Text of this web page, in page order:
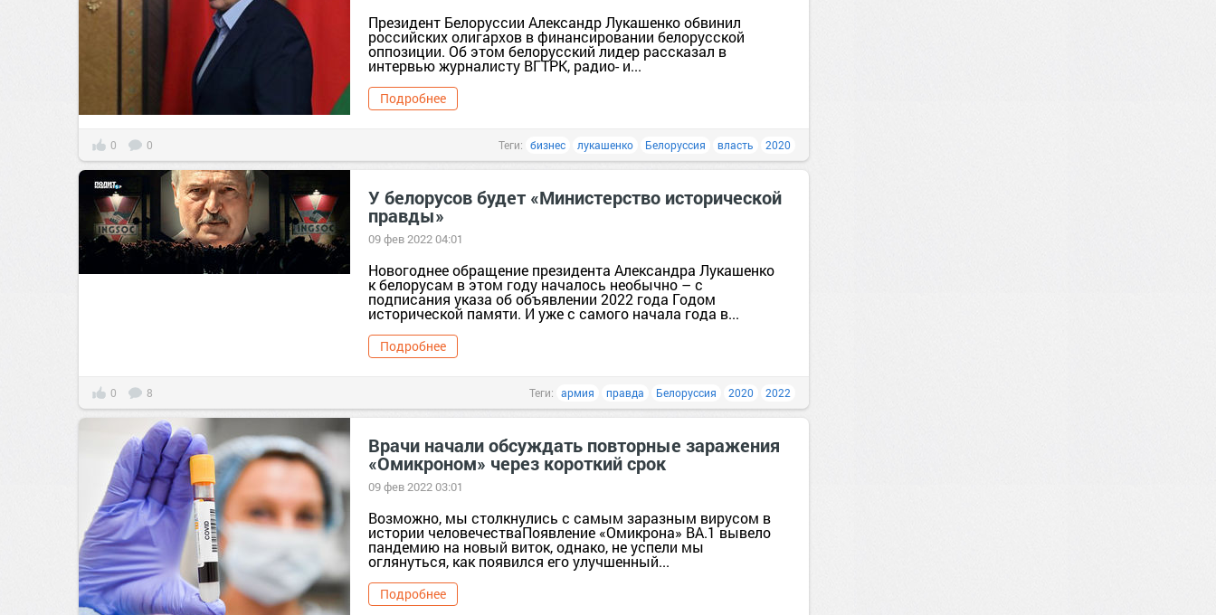
Президент Белоруссии Александр Лукашенко обвинил
российских олигархов в финансировании белорусской
оппозиции. Об этом белорусский лидер рассказал в
интервью журналисту ВГТРК, радио- и...
Подробнее
0 0 Теги: бизнес лукашенко Белоруссия власть 2020
У белорусов будет «Министерство исторической
правды»
09 фев 2022 04:01
Новогоднее обращение президента Александра Лукашенко
к белорусам в этом году началось необычно – с
подписания указа об объявлении 2022 года Годом
исторической памяти. И уже с самого начала года в...
Подробнее
0 8 Теги: армия правда Белоруссия 2020 2022
Врачи начали обсуждать повторные заражения
«Омикроном» через короткий срок
09 фев 2022 03:01
Возможно, мы столкнулись с самым заразным вирусом в
истории человечестваПоявление «Омикрона» BA.1 вывело
пандемию на новый виток, однако, не успели мы
оглянуться, как появился его улучшенный...
Подробнее